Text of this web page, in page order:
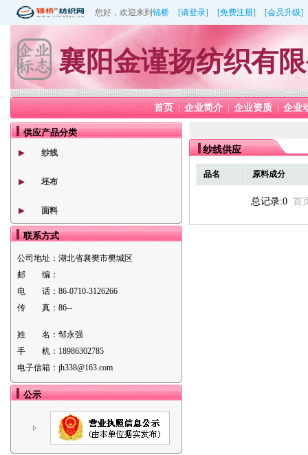
您好，欢迎来到 锦桥 [请登录] [免费注册] [会员升级]
襄阳金谨扬纺织有
首页 企业简介 | 企业资质 企业
供应产品分类
纱线
坯布
面料
联系方式
公司地址： 湖北省襄樊市樊城区
邮 编：
电 话： 86-0710-3126266
传 真： 86--
姓 名： 邹永强
手 机： 18986302785
电子信箱： jh338@163.com
公示
纱线供应
品名 原料成分
总记录:0 首